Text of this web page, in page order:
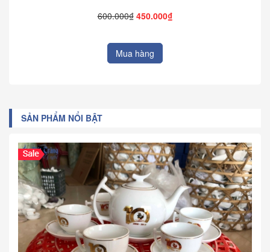
600.000₫ 450.000₫
Mua hàng
SẢN PHẨM NỔI BẬT